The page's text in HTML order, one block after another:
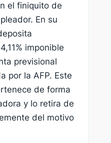
el finiquito de
En su
imponible
previsional
por la AFP. Este
de forma
y lo retira de
del motivo